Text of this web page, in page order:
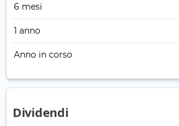
6 mesi
1 anno
Anno in corso
Dividendi